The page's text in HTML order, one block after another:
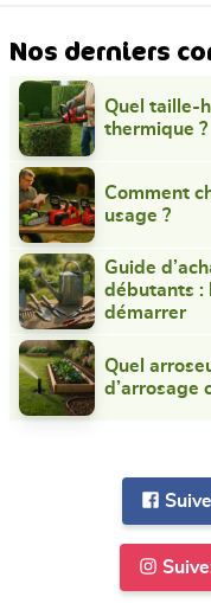
Nos derniers
Quel taille-
thermique ?
Comment
usage ?
Guide
débutants :
démarrer
Quel
d’arrosage